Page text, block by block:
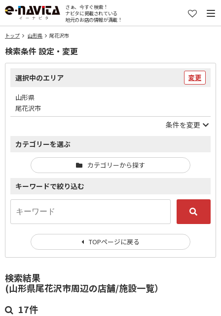
さぁ、今すぐ検索！
ナビタに掲載されている
地元のお店の情報が満載！
トップ 山形県 尾花沢市
検索結果
(山形県尾花沢市周辺の店舗/施設一覧）
17件
検索条件 設定・変更
選択中のエリア 変更
山形県
尾花沢市
条件を変更
カテゴリーを選ぶ
カテゴリーから探す
キーワードで絞り込む
TOPページに戻る